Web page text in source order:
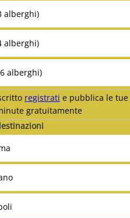
alberghi)
alberghi)
alberghi)
registrati e pubblica le tue
gratuitamente